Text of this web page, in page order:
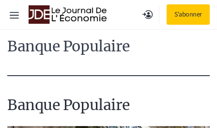
S'abonner
Menu
Banque Populaire
Banque Populaire